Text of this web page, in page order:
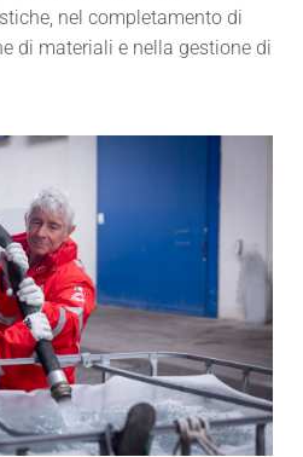
nel completamento di
di materiali e nella gestione di